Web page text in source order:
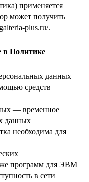
применяется
может получить
plus.ru/.
в Политике
данных —
средств
— временное
данных
необходима для
программ для ЭВМ
в сети